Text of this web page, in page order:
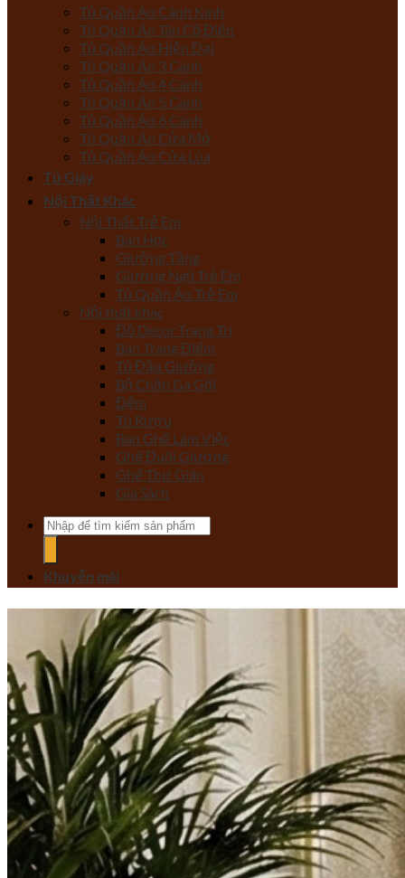
Tủ Quần Áo Cánh Kính
Tủ Quần Áo Tân Cổ Điển
Tủ Quần Áo Hiện Đại
Tủ Quần Áo 3 Cánh
Tủ Quần Áo 4 Cánh
Tủ Quần Áo 5 Cánh
Tủ Quần Áo 6 Cánh
Tủ Quần Áo Cửa Mở
Tủ Quần Áo Cửa Lùa
Tủ Giày
Nội Thất Khác
Nội Thất Trẻ Em
Bàn Học
Giường Tầng
Giường Ngủ Trẻ Em
Tủ Quần Áo Trẻ Em
Nội thất khác
Đồ Decor Trang Trí
Bàn Trang Điểm
Tủ Đầu Giường
Bộ Chăn Ga Gối
Đệm
Tủ Rượu
Bàn Ghế Làm Việc
Ghế Đuôi Giường
Ghế Thư Giãn
Giá Sách
Tìm
kiếm:
Khuyến mãi